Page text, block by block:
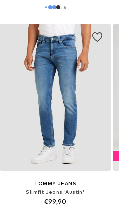
+6
TOMMY JEANS
Slimfit Jeans 'Austin'
€99,90